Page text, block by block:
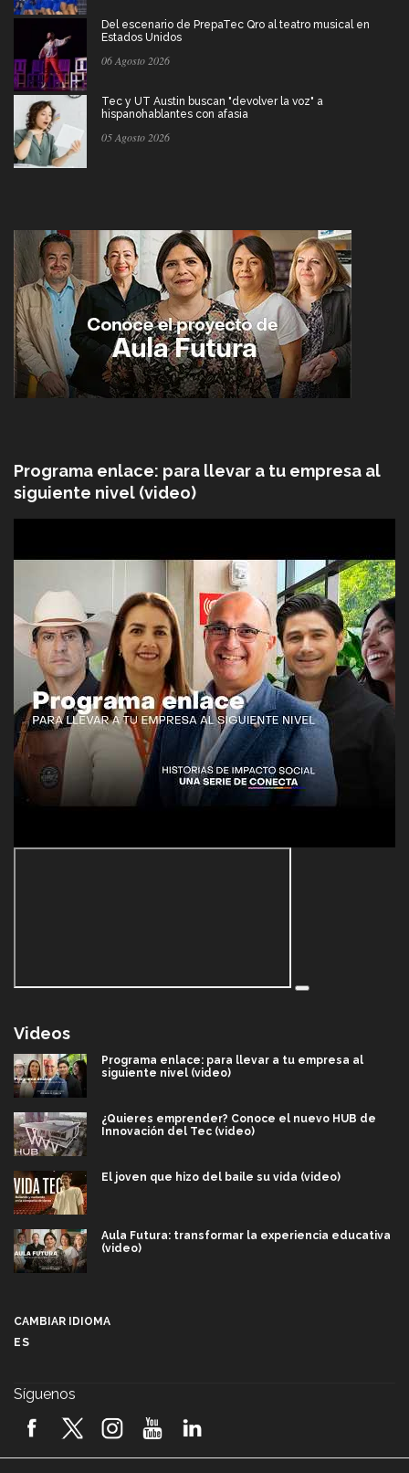
Del escenario de PrepaTec Qro al teatro musical en
Estados Unidos
06 Agosto 2026
Tec y UT Austin buscan "devolver la voz" a
hispanohablantes con afasia
05 Agosto 2026
Programa enlace: para llevar a tu empresa al
siguiente nivel (video)
Videos
Programa enlace: para llevar a tu empresa al
siguiente nivel (video)
¿Quieres emprender? Conoce el nuevo HUB de
Innovación del Tec (video)
El joven que hizo del baile su vida (video)
Aula Futura: transformar la experiencia educativa
(video)
2026! (video)
CAMBIAR IDIOMA
ES
Síguenos